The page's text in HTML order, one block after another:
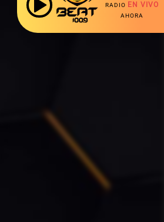
RADIO EN VIVO
AHORA